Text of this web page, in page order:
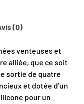
(0)
venteuses et
alliée, que ce soit
sortie de quatre
et dotée d’un
pour un